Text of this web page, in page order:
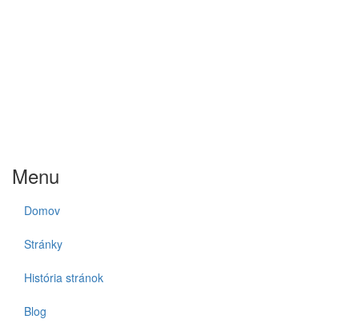
Menu
Domov
Stránky
História stránok
Blog